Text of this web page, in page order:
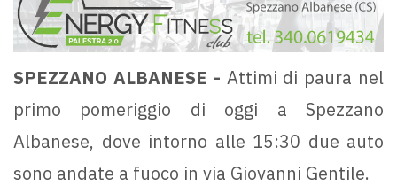
SPEZZANO ALBANESE - Attimi di paura nel
primo pomeriggio di oggi a Spezzano
Albanese, dove intorno alle 15:30 due auto
sono andate a fuoco in via Giovanni Gentile.